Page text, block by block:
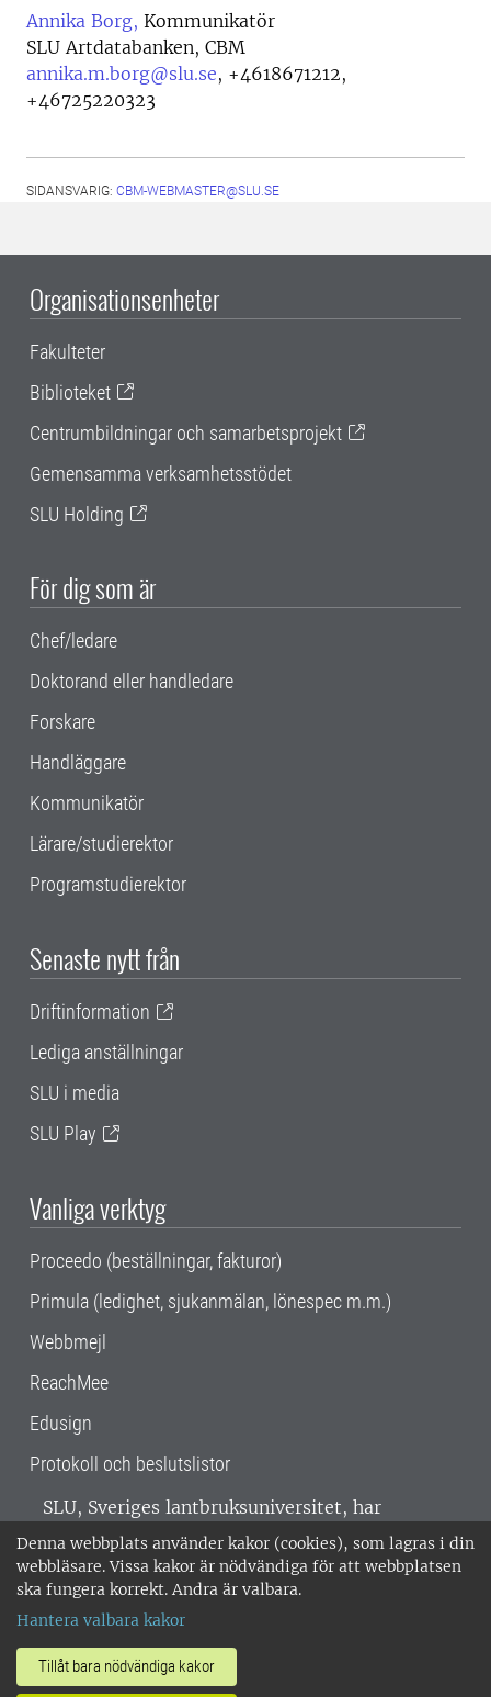
Denna webbplats använder kakor (cookies), som lagras i din
webbläsare. Vissa kakor är nödvändiga för att webbplatsen
ska fungera korrekt. Andra är valbara.
Hantera valbara kakor
Tillåt bara nödvändiga kakor
Annika Borg, Kommunikatör
SLU Artdatabanken, CBM
annika.m.borg@slu.se, +4618671212,
+46725220323
SIDANSVARIG: CBM-WEBMASTER@SLU.SE
Organisationsenheter
Fakulteter
Biblioteket
Centrumbildningar och samarbetsprojekt
Gemensamma verksamhetsstödet
SLU Holding
För dig som är
Chef/ledare
Doktorand eller handledare
Forskare
Handläggare
Kommunikatör
Lärare/studierektor
Programstudierektor
Senaste nytt från
Driftinformation
Lediga anställningar
SLU i media
SLU Play
Vanliga verktyg
Proceedo (beställningar, fakturor)
Primula (ledighet, sjukanmälan, lönespec m.m.)
Webbmejl
ReachMee
Edusign
Protokoll och beslutslistor
SLU, Sveriges lantbruksuniversitet, har
verksamhet över hela Sverige. Huvudorter är
Alnarp, Uppsala och Umeå.SLU är
miljöcertifierat enligt ISO 14001. •
018-67 10 00 • Org nr: 202100-2817 •
Om SLU:s webbplatser
•Hantera kakor•Behandling av